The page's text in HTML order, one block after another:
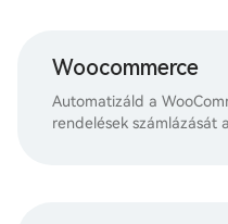
Woocommerce
Automatizáld a
rendelések számlázását